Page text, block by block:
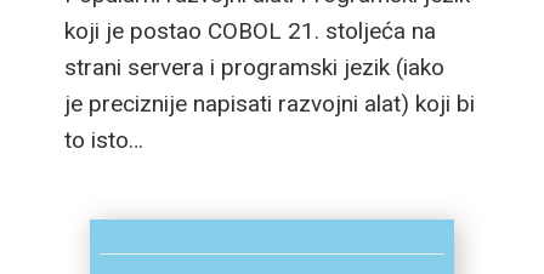
koji je postao COBOL 21. stoljeća na
strani servera i programski jezik (iako
je preciznije napisati razvojni alat) koji bi
to isto…